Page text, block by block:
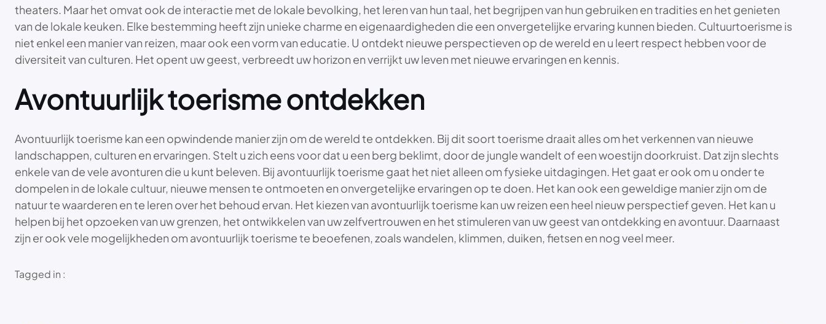
theaters. Maar het omvat ook de interactie met de lokale bevolking, het leren van hun taal, het begrijpen van hun gebruiken en tradities en het genieten
van de lokale keuken. Elke bestemming heeft zijn unieke charme en eigenaardigheden die een onvergetelijke ervaring kunnen bieden. Cultuurtoerisme is
niet enkel een manier van reizen, maar ook een vorm van educatie. U ontdekt nieuwe perspectieven op de wereld en u leert respect hebben voor de
diversiteit van culturen. Het opent uw geest, verbreedt uw horizon en verrijkt uw leven met nieuwe ervaringen en kennis.
Avontuurlijk toerisme ontdekken
Avontuurlijk toerisme kan een opwindende manier zijn om de wereld te ontdekken. Bij dit soort toerisme draait alles om het verkennen van nieuwe
landschappen, culturen en ervaringen. Stelt u zich eens voor dat u een berg beklimt, door de jungle wandelt of een woestijn doorkruist. Dat zijn slechts
enkele van de vele avonturen die u kunt beleven. Bij avontuurlijk toerisme gaat het niet alleen om fysieke uitdagingen. Het gaat er ook om u onder te
dompelen in de lokale cultuur, nieuwe mensen te ontmoeten en onvergetelijke ervaringen op te doen. Het kan ook een geweldige manier zijn om de
natuur te waarderen en te leren over het behoud ervan. Het kiezen van avontuurlijk toerisme kan uw reizen een heel nieuw perspectief geven. Het kan u
helpen bij het opzoeken van uw grenzen, het ontwikkelen van uw zelfvertrouwen en het stimuleren van uw geest van ontdekking en avontuur. Daarnaast
zijn er ook vele mogelijkheden om avontuurlijk toerisme te beoefenen, zoals wandelen, klimmen, duiken, fietsen en nog veel meer.
Tagged in :